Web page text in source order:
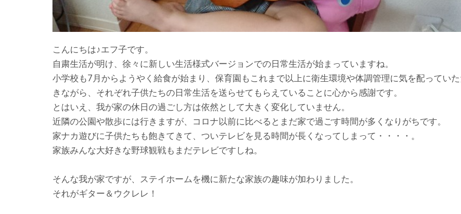
こんにちは♪エフ子です。
自粛生活が明け、徐々に新しい生活様式バージョンでの日常生活が始まっていますね。
小学校も7月からようやく給食が始まり、保育園もこれまで以上に衛生環境や体調管理に気を配ってい
きながら、それぞれ子供たちの日常生活を送らせてもらえていることに心から感謝です。
とはいえ、我が家の休日の過ごし方は依然として大きく変化していません。
近隣の公園や散歩には行きますが、コロナ以前に比べるとまだ家で過ごす時間が多くなりがちです。
家ナカ遊びに子供たちも飽きてきて、ついテレビを見る時間が長くなってしまって・・・・。
家族みんな大好きな野球観戦もまだテレビですしね。
そんな我が家ですが、ステイホームを機に新たな家族の趣味が加わりました。
それがギター＆ウクレレ！